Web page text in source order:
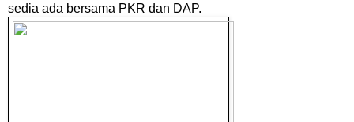
sedia ada bersama PKR dan DAP.